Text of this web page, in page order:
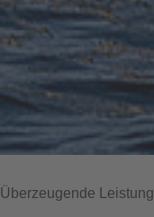
Überzeugende Leistung